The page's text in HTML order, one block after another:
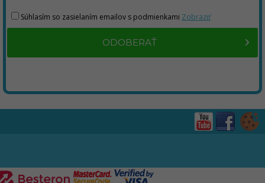
Súhlasím so zasielaním emailov s podmienkami Zobraziť
ODOBERAŤ